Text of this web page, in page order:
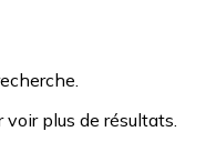
plus de résultats.